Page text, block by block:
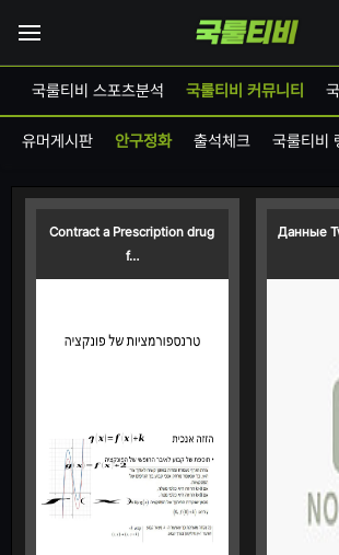
국룰티비 스포츠분석 국룰티비 커뮤니티
유머게시판 안구정화 출석체크 국룰티비
Contract a Prescription drug
f…
Данные